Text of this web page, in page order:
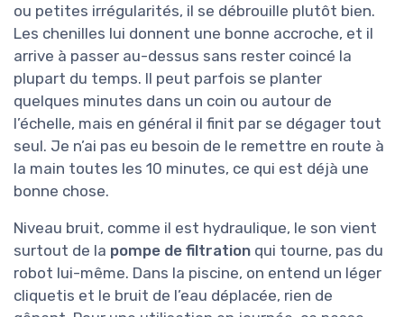
ou petites irrégularités, il se débrouille plutôt bien.
Les chenilles lui donnent une bonne accroche, et il
arrive à passer au-dessus sans rester coincé la
plupart du temps. Il peut parfois se planter
quelques minutes dans un coin ou autour de
l’échelle, mais en général il finit par se dégager tout
seul. Je n’ai pas eu besoin de le remettre en route à
la main toutes les 10 minutes, ce qui est déjà une
bonne chose.
Niveau bruit, comme il est hydraulique, le son vient
surtout de la pompe de filtration qui tourne, pas du
robot lui-même. Dans la piscine, on entend un léger
cliquetis et le bruit de l’eau déplacée, rien de